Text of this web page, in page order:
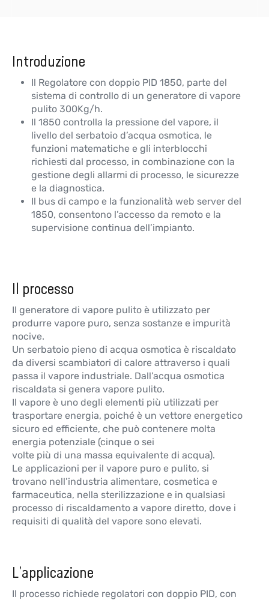
Introduzione
Il Regolatore con doppio PID 1850, parte del
sistema di controllo di un generatore di vapore
pulito 300Kg/h.
Il 1850 controlla la pressione del vapore, il
livello del serbatoio d’acqua osmotica, le
funzioni matematiche e gli interblocchi
richiesti dal processo, in combinazione con la
gestione degli allarmi di processo, le sicurezze
e la diagnostica.
Il bus di campo e la funzionalità web server del
1850, consentono l’accesso da remoto e la
supervisione continua dell’impianto.
Il processo
Il generatore di vapore pulito è utilizzato per
produrre vapore puro, senza sostanze e impurità
nocive.
Un serbatoio pieno di acqua osmotica è riscaldato
da diversi scambiatori di calore attraverso i quali
passa il vapore industriale. Dall’acqua osmotica
riscaldata si genera vapore pulito.
Il vapore è uno degli elementi più utilizzati per
trasportare energia, poiché è un vettore energetico
sicuro ed efficiente, che può contenere molta
energia potenziale (cinque o sei
volte più di una massa equivalente di acqua).
Le applicazioni per il vapore puro e pulito, si
trovano nell’industria alimentare, cosmetica e
farmaceutica, nella sterilizzazione e in qualsiasi
processo di riscaldamento a vapore diretto, dove i
requisiti di qualità del vapore sono elevati.
L’applicazione
Il processo richiede regolatori con doppio PID, con